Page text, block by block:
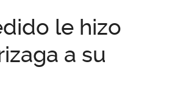
le hizo
a su